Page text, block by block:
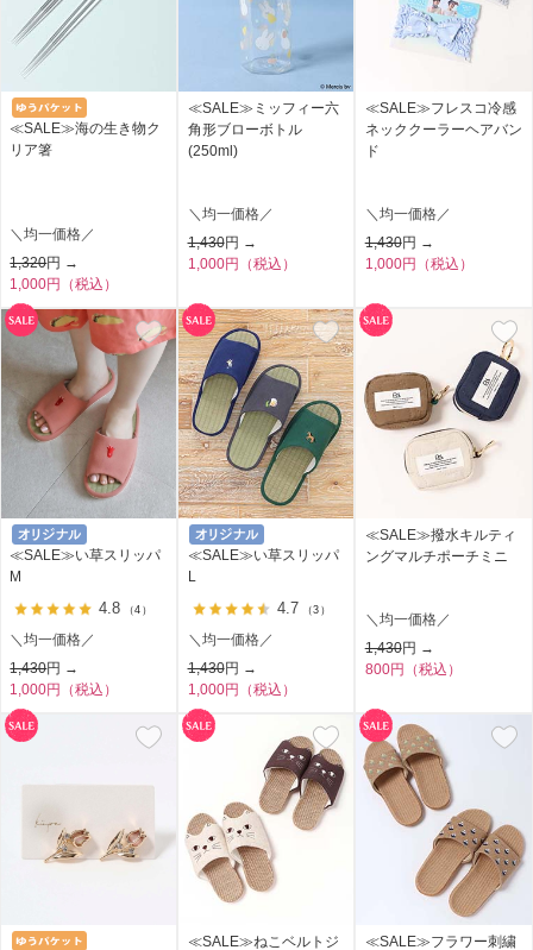
≪SALE≫海の生き物ク
リア箸
＼均一価格／
1,320円 →
1,000円（税込）
≪SALE≫ミッフィー六
角形ブローボトル
(250ml)
＼均一価格／
1,430円 →
1,000円（税込）
≪SALE≫フレスコ冷感
ネッククーラーヘアバン
ド
＼均一価格／
1,430円 →
1,000円（税込）
≪SALE≫い草スリッパ
M
4.8 （4）
＼均一価格／
1,430円 →
1,000円（税込）
≪SALE≫い草スリッパ
L
4.7 （3）
＼均一価格／
1,430円 →
1,000円（税込）
≪SALE≫撥水キルティ
ングマルチポーチミニ
＼均一価格／
1,430円 →
800円（税込）
≪SALE≫ねこベルトジ
≪SALE≫フラワー刺繍